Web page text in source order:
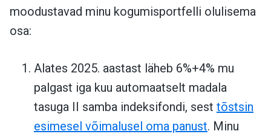
moodustavad minu kogumisportfelli olulisema
osa:
Alates 2025. aastast läheb 6%+4% mu
palgast iga kuu automaatselt madala
tasuga II samba indeksifondi, sest tõstsin
esimesel võimalusel oma panust. Minu